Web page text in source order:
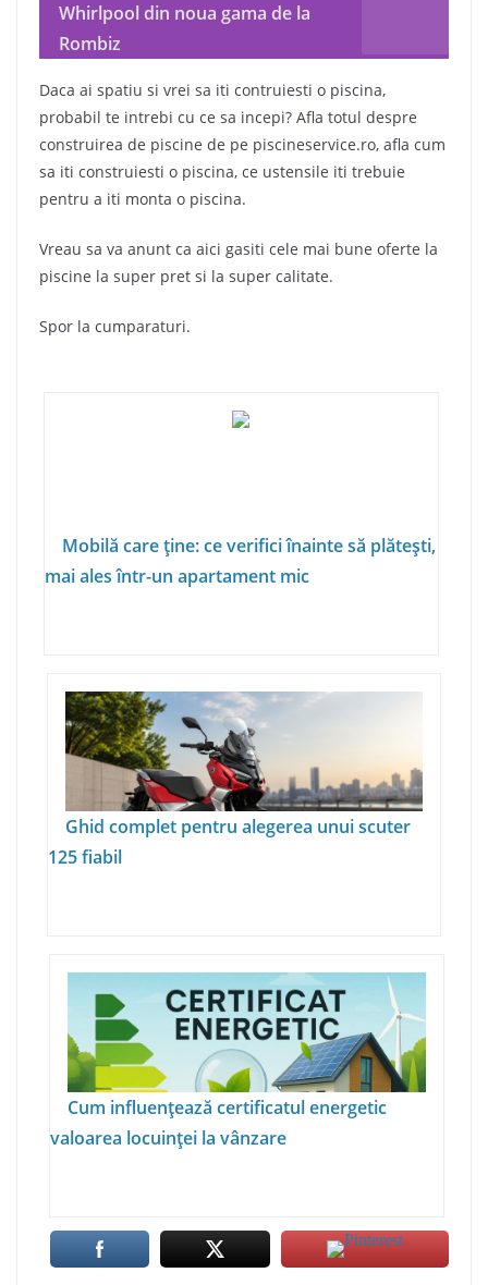
Whirlpool din noua gama de la
Rombiz
Daca ai spatiu si vrei sa iti contruiesti o piscina,
probabil te intrebi cu ce sa incepi? Afla totul despre
construirea de piscine de pe piscineservice.ro, afla cum
sa iti construiesti o piscina, ce ustensile iti trebuie
pentru a iti monta o piscina.
Vreau sa va anunt ca aici gasiti cele mai bune oferte la
piscine la super pret si la super calitate.
Spor la cumparaturi.
Mobilă care ține: ce verifici înainte să plătești,
mai ales într-un apartament mic
Ghid complet pentru alegerea unui scuter
125 fiabil
Cum influențează certificatul energetic
valoarea locuinței la vânzare